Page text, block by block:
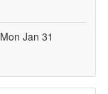
Jan 31